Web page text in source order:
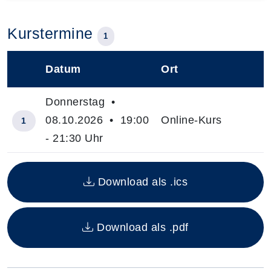
Kurstermine 1
Insgesamt gibt es 1 Termine zum diesen Kurs
Datum Ort
1
Donnerstag •
08.10.2026 • 19:00
- 21:30 Uhr
Online-Kurs
Download als .ics
Download als .pdf